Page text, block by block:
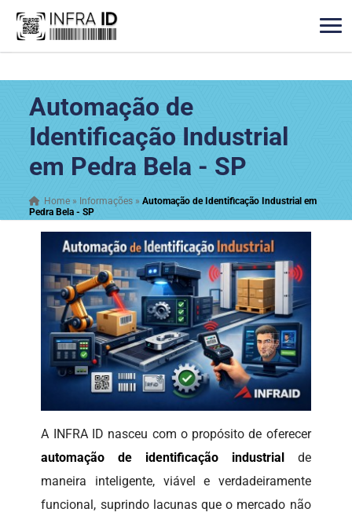
Automação de
Identificação Industrial
em Pedra Bela - SP
Home » Informações »Automação de Identificação Industrial em
Pedra Bela - SP
A INFRA ID nasceu com o propósito de oferecer
automação de identificação industrial
de
maneira inteligente, viável e verdadeiramente
funcional, suprindo lacunas que o mercado não